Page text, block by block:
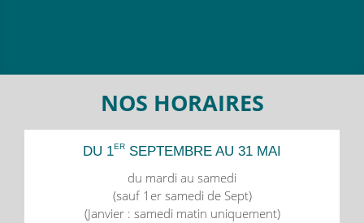
NOS HORAIRES
DU 1ER SEPTEMBRE AU 31 MAI
du mardi au samedi
(sauf 1er samedi de Sept)
(Janvier : samedi matin uniquement)